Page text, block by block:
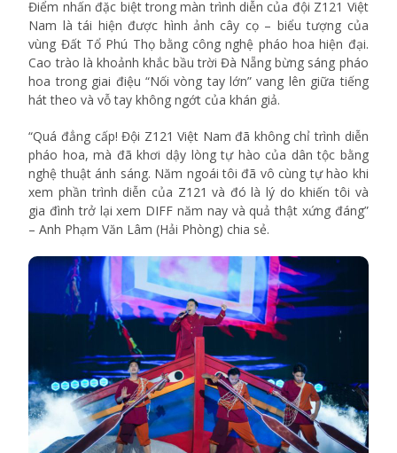
Điểm nhấn đặc biệt trong màn trình diễn của đội Z121 Việt
Nam là tái hiện được hình ảnh cây cọ – biểu tượng của
vùng Đất Tổ Phú Thọ bằng công nghệ pháo hoa hiện đại.
Cao trào là khoảnh khắc bầu trời Đà Nẵng bừng sáng pháo
hoa trong giai điệu “Nối vòng tay lớn” vang lên giữa tiếng
hát theo và vỗ tay không ngớt của khán giả.
“Quá đẳng cấp! Đội Z121 Việt Nam đã không chỉ trình diễn
pháo hoa, mà đã khơi dậy lòng tự hào của dân tộc bằng
nghệ thuật ánh sáng. Năm ngoái tôi đã vô cùng tự hào khi
xem phần trình diễn của Z121 và đó là lý do khiến tôi và
gia đình trở lại xem DIFF năm nay và quả thật xứng đáng”
– Anh Phạm Văn Lâm (Hải Phòng) chia sẻ.